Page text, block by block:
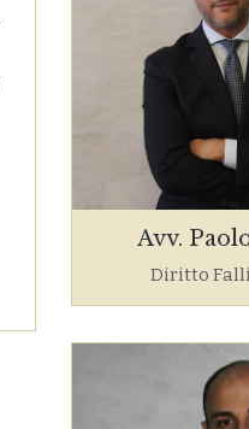
Avv.
Diritto